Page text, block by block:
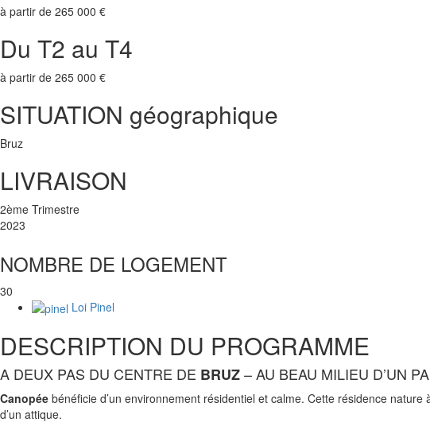
à partir de 265 000 €
Du T2 au T4
à partir de 265 000 €
SITUATION géographique
Bruz
LIVRAISON
2ème Trimestre
2023
NOMBRE DE LOGEMENT
30
Loi Pinel
DESCRIPTION DU PROGRAMME
A DEUX PAS DU CENTRE DE BRUZ– AU BEAU MILIEU D’UN
Canopée bénéficie d’un environnement résidentiel et calme. Cette résidence nature
d’un attique.